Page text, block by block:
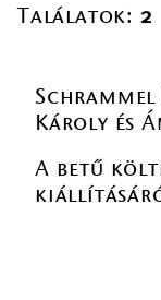
Találatok: 2
Károly és
A betű